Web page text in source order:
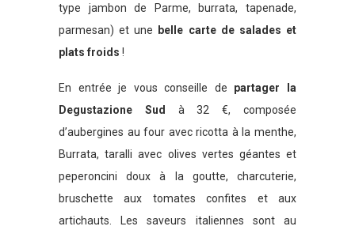
type jambon de Parme, burrata, tapenade,
parmesan) et une
belle carte de salades et
plats froids !
En entrée je vous conseille de partager la
Degustazione Sud
à 32 €, composée
d’aubergines au four avec ricotta à la menthe,
Burrata, taralli avec olives vertes géantes et
peperoncini doux à la goutte, charcuterie,
bruschette aux tomates confites et aux
artichauts. Les saveurs italiennes sont au